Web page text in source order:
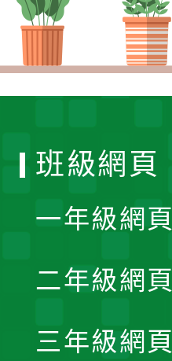
班級網頁
一年級網頁
二年級網頁
三年級網頁